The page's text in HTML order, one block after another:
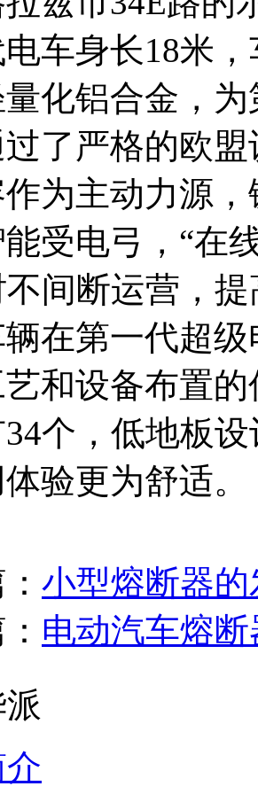
车身长18米
化铝合金，
了严格的欧
为主动力源
受电弓，“在
不间断运营，
在第一代超
和设备布置
个，低地板
验更为舒适。
小型熔断器
电动汽车熔